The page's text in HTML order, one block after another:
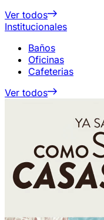
Ver todos
Institucionales
Baños
Oficinas
Cafeterias
Ver todos